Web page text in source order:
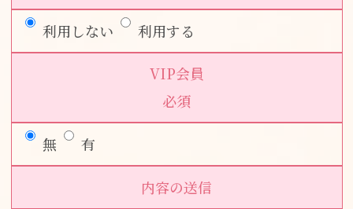
利用しない 利用する
VIP会員
必須
無 有
内容の送信